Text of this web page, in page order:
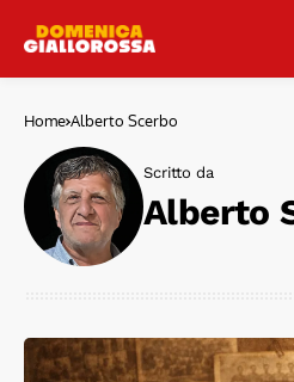
Home Alberto Scerbo
Scritto da
Alberto